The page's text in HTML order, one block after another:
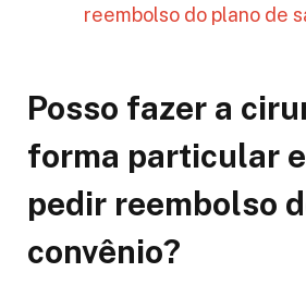
reembolso do plano de
Posso fazer a
forma particular
pedir reembolso
convênio?